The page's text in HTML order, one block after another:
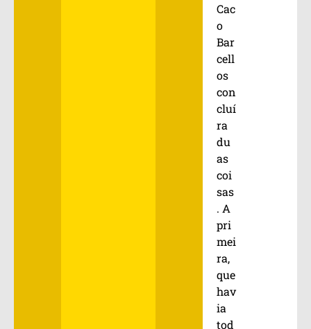
Cac
o
Bar
cell
os
con
cluí
ra
du
as
coi
sas
. A
pri
mei
ra,
que
hav
ia
tod